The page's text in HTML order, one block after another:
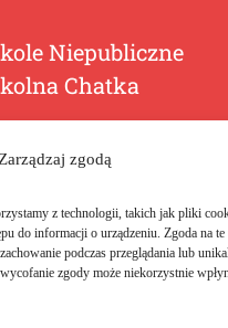
Zarządzaj zgodą
z technologii, takich jak pliki
do informacji o urządzeniu. Zgoda na te
podczas przeglądania lub
zgody może niekorzystnie
Niepubliczne
Chatka
Rekrutacja trwa